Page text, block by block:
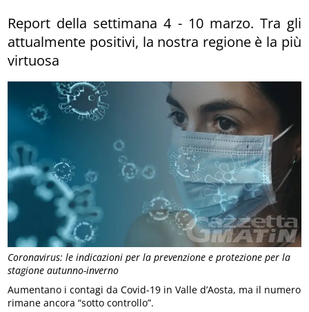
Coronavirus: le indicazioni per la prevenzione e protezione per la
stagione autunno-inverno
Report della settimana 4 - 10 marzo. Tra gli
attualmente positivi, la nostra regione è la più
virtuosa
Aumentano i contagi da Covid-19 in Valle d’Aosta, ma il numero
rimane ancora “sotto controllo”.